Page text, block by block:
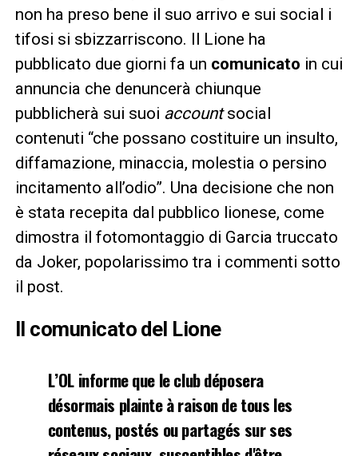
non ha preso bene il suo arrivo e sui social i
tifosi si sbizzarriscono. Il Lione ha
pubblicato due giorni fa un comunicato in cui
annuncia che denuncerà chiunque
pubblicherà sui suoi accountsocial
contenuti “che possano costituire un insulto,
diffamazione, minaccia, molestia o persino
incitamento all’odio”. Una decisione che non
è stata recepita dal pubblico lionese, come
dimostra il fotomontaggio di Garcia truccato
da Joker, popolarissimo tra i commenti sotto
il post.
Il comunicato del Lione
L’OL informe que le club déposera
désormais plainte à raison de tous les
contenus, postés ou partagés sur ses